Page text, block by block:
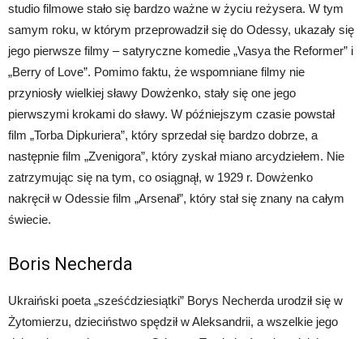
studio filmowe stało się bardzo ważne w życiu reżysera. W tym
samym roku, w którym przeprowadził się do Odessy, ukazały się
jego pierwsze filmy – satyryczne komedie „Vasya the Reformer” i
„Berry of Love”. Pomimo faktu, że wspomniane filmy nie
przyniosły wielkiej sławy Dowżenko, stały się one jego
pierwszymi krokami do sławy. W późniejszym czasie powstał
film „Torba Dipkuriera”, który sprzedał się bardzo dobrze, a
następnie film „Zvenigora”, który zyskał miano arcydziełem. Nie
zatrzymując się na tym, co osiągnął, w 1929 r. Dowżenko
nakręcił w Odessie film „Arsenał”, który stał się znany na całym
świecie.
Boris Necherda
Ukraiński poeta „sześćdziesiątki” Borys Necherda urodził się w
Żytomierzu, dzieciństwo spędził w Aleksandrii, a wszelkie jego